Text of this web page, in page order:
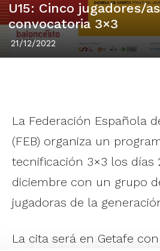
U15: Cinco jugadores/
convocatoria 3×3
21/12/2022
La Federación Española
(FEB) organiza un
tecnificación 3×3 los días
diciembre con un grupo
jugadoras de la
La cita será en Getafe